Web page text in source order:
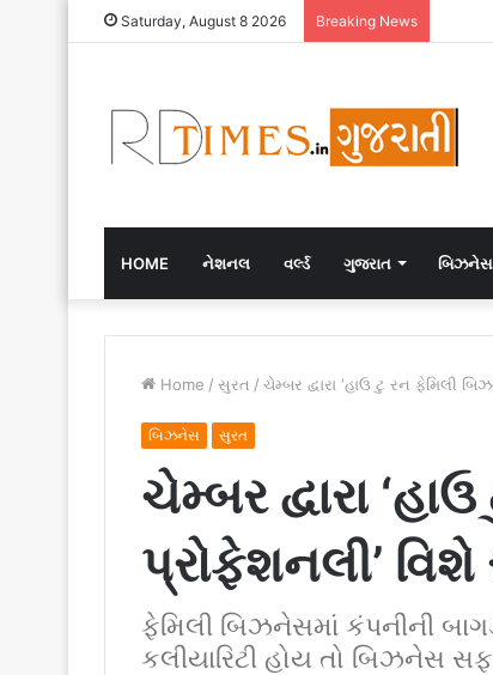
Saturday, August 8 2026 Breaking News
HOME નેશનલ વર્લ્ડ ગુજરાત બિઝનેસ
Home / સુરત / ચેમ્બર દ્વારા ‘હાઉ ટુ રન ફેમિલી
બિઝનેસ સુરત
ચેમ્બર દ્વારા
પ્રોફેશનલી’
ફેમિલી બિઝનેસમાં કંપનીની
કલીયારિટી હોય તો બિઝનેસ